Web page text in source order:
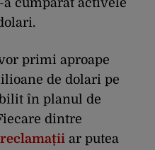
primi aproape
de dolari pe
în planul de
dintre
ar putea